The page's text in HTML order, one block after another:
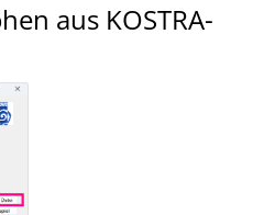
aus KOSTRA-